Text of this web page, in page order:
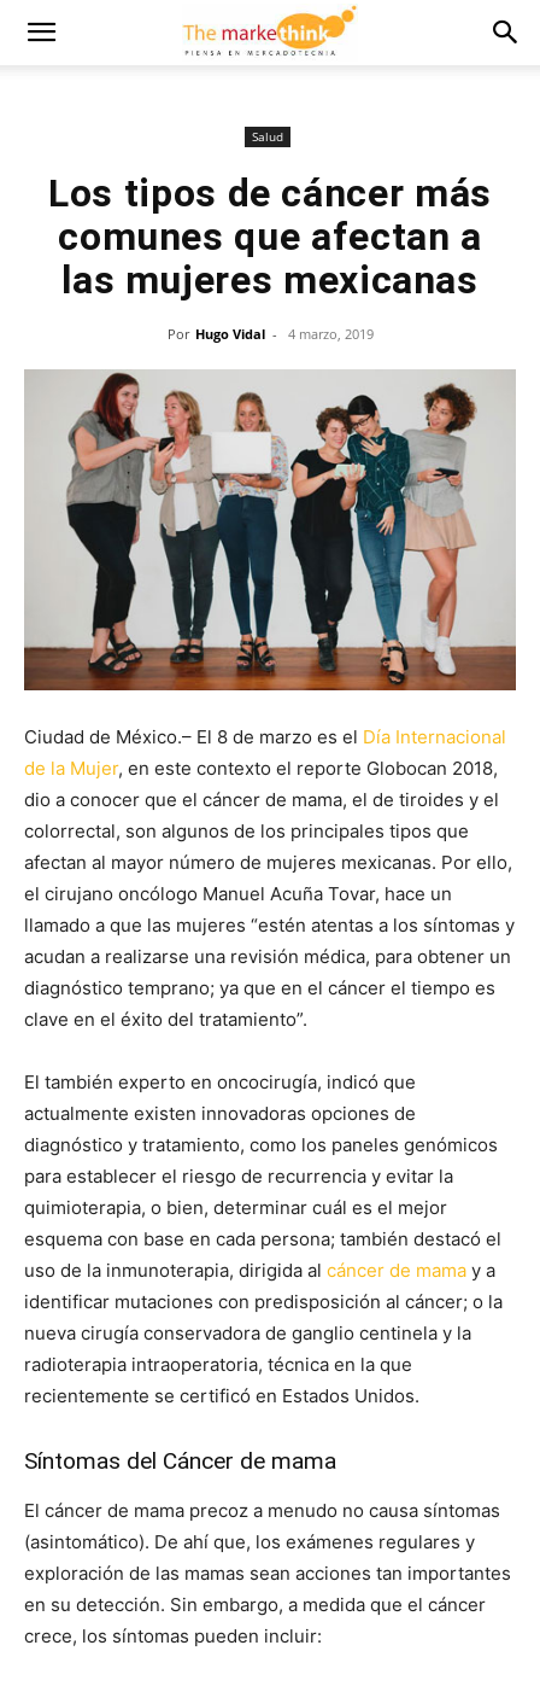
Salud
Los tipos de cáncer más
comunes que afectan a
las mujeres mexicanas
Por Hugo Vidal - 4 marzo, 2019
Ciudad de México.– El 8 de marzo es el Día Internacional
de la Mujer, en este contexto el reporte Globocan 2018,
dio a conocer que el cáncer de mama, el de tiroides y el
colorrectal, son algunos de los principales tipos que
afectan al mayor número de mujeres mexicanas. Por ello,
el cirujano oncólogo Manuel Acuña Tovar, hace un
llamado a que las mujeres “estén atentas a los síntomas y
acudan a realizarse una revisión médica, para obtener un
diagnóstico temprano; ya que en el cáncer el tiempo es
clave en el éxito del tratamiento”.
El también experto en oncocirugía, indicó que
actualmente existen innovadoras opciones de
diagnóstico y tratamiento, como los paneles genómicos
para establecer el riesgo de recurrencia y evitar la
quimioterapia, o bien, determinar cuál es el mejor
esquema con base en cada persona; también destacó el
uso de la inmunoterapia, dirigida al cáncer de mama y a
identificar mutaciones con predisposición al cáncer; o la
nueva cirugía conservadora de ganglio centinela y la
radioterapia intraoperatoria, técnica en la que
recientemente se certificó en Estados Unidos.
Síntomas del Cáncer de mama
El cáncer de mama precoz a menudo no causa síntomas
(asintomático). De ahí que, los exámenes regulares y
exploración de las mamas sean acciones tan importantes
en su detección. Sin embargo, a medida que el cáncer
crece, los síntomas pueden incluir: